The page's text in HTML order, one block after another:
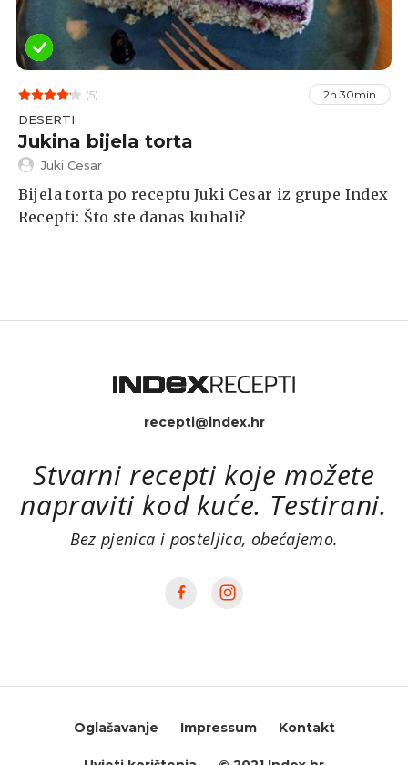
(5) 2h 30min
DESERTI
Jukina bijela torta
Juki Cesar
Bijela torta po receptu Juki Cesar iz grupe Index
Recepti: Što ste danas kuhali?
recepti@index.hr
Stvarni recepti koje možete
napraviti kod kuće. Testirani.
Bez pjenica i posteljica, obećajemo.
Oglašavanje Impressum Kontakt